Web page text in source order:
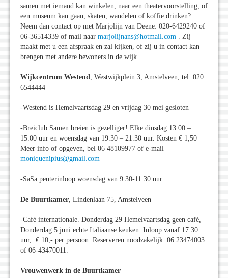
samen met iemand kan winkelen, naar een theatervoorstelling, of
een museum kan gaan, skaten, wandelen of koffie drinken?
Neem dan contact op met Marjolijn van Deene: 020-6429240 of
06-36514339 of mail naar marjolijnans@hotmail.com . Zij
maakt met u een afspraak en zal kijken, of zij u in contact kan
brengen met andere bewoners in de wijk.
Wijkcentrum Westend
, Westwijkplein 3, Amstelveen, tel. 020
6544444
-Westend is Hemelvaartsdag 29 en vrijdag 30 mei gesloten
-Breiclub Samen breien is gezelliger! Elke dinsdag 13.00 –
15.00 uur en woensdag van 19.30 – 21.30 uur. Kosten € 1,50
Meer info of opgeven, bel 06 48109977 of e-mail
moniquenipius@gmail.com
-SaSa peuterinloop woensdag van 9.30-11.30 uur
De Buurtkamer , Lindenlaan 75, Amstelveen
-Café internationale. Donderdag 29 Hemelvaartsdag geen café,
Donderdag 5 juni echte Italiaanse keuken. Inloop vanaf 17.30
uur, € 10,- per persoon. Reserveren noodzakelijk: 06 23474003
of 06-43470011.
Vrouwenwerk in de Buurtkamer